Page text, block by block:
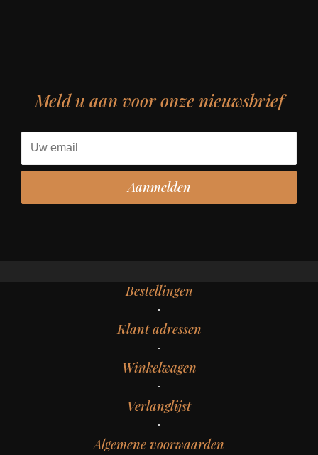
Meld u aan voor onze nieuwsbrief
Bestellingen
Klant adressen
Winkelwagen
Verlanglijst
Algemene voorwaarden